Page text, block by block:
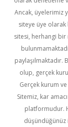
Ancak, üyelerimiz
siteye üye
sitesi, herhangi bir
paylaşılmaktadır.
olup, gerçek
Gerçek kurum
Sitemiz, kar
platformudur.
düşündüğünüz